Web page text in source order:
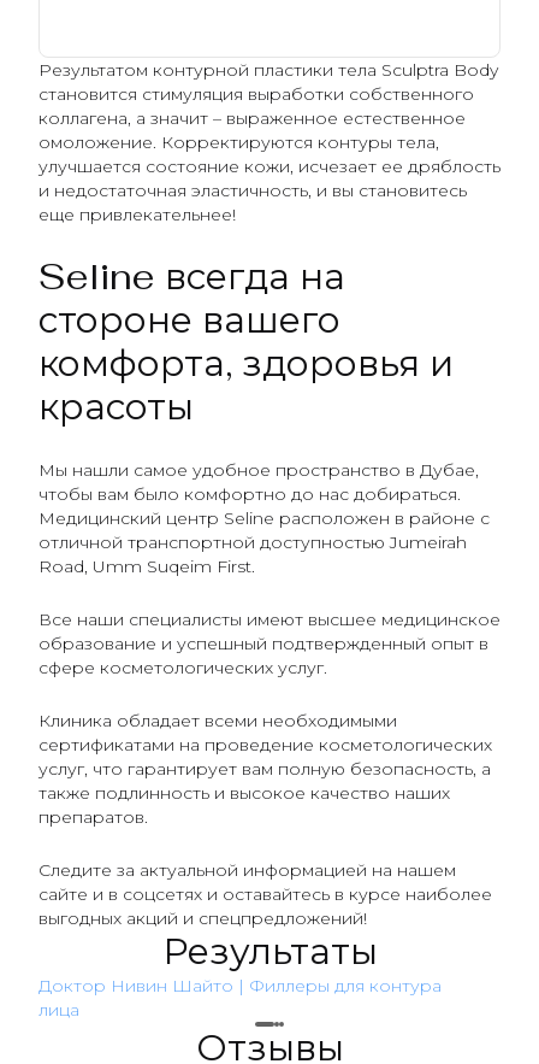
Результатом контурной пластики тела Sculptra Body
становится стимуляция выработки собственного
коллагена, а значит – выраженное естественное
омоложение. Корректируются контуры тела,
улучшается состояние кожи, исчезает ее дряблость
и недостаточная эластичность, и вы становитесь
еще привлекательнее!
Seline всегда на
стороне вашего
комфорта, здоровья и
красоты
Мы нашли самое удобное пространство в Дубае,
чтобы вам было комфортно до нас добираться.
Медицинский центр Seline расположен в районе с
отличной транспортной доступностью Jumeirah
Road, Umm Suqeim First.
Все наши специалисты имеют высшее медицинское
образование и успешный подтвержденный опыт в
сфере косметологических услуг.
Клиника обладает всеми необходимыми
сертификатами на проведение косметологических
услуг, что гарантирует вам полную безопасность, а
также подлинность и высокое качество наших
препаратов.
Следите за актуальной информацией на нашем
сайте и в соцсетях и оставайтесь в курсе наиболее
выгодных акций и спецпредложений!
Результаты
Доктор Нивин Шайто | Филлеры для контура
лица
Отзывы